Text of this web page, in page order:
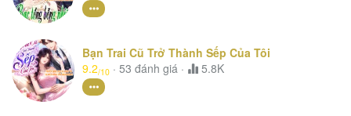
Bạn Trai Cũ Trở Thành Sếp Của Tôi
9.2/10 · 53 đánh giá · 5.8K